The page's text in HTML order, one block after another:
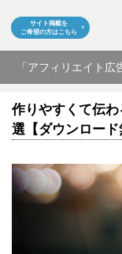
サイト掲載を
ご希望の方はこちら
「アフィリエイト
作りやすくて伝
選【ダウンロード